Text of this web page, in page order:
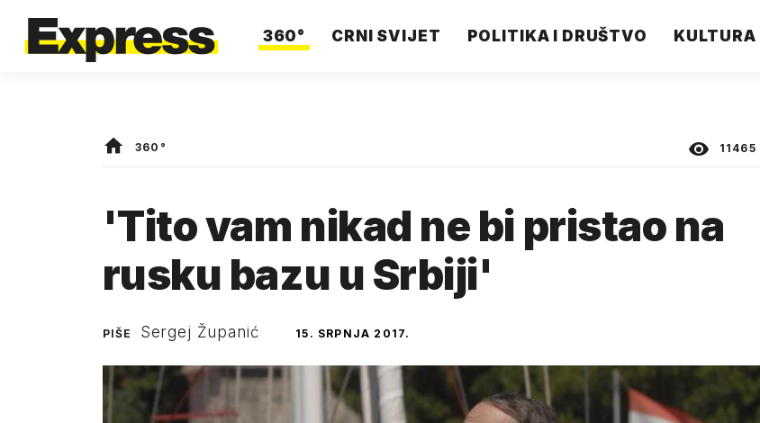
360° CRNI SVIJET POLITIKA I DRUŠTVO KULTURA
360° 11465
'Tito vam nikad ne bi pristao na
rusku bazu u Srbiji'
PIŠE Sergej Županić 15. SRPNJA 2017.